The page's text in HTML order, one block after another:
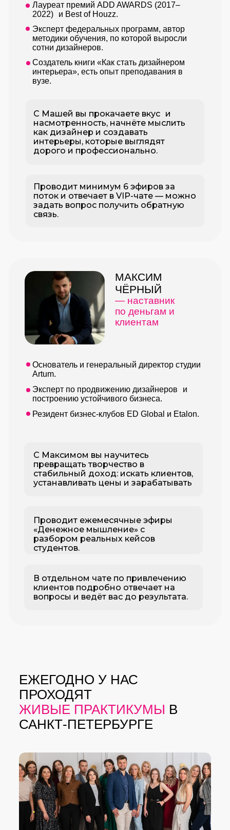
Лауреат премий ADD AWARDS (2017–
2022) и Best of Houzz.
Эксперт федеральных программ, автор
методики обучения, по которой выросли
сотни дизайнеров.
Создатель книги «Как стать дизайнером
интерьера», есть опыт преподавания в
вузе.
С Машей вы прокачаете вкус и
насмотренность, начнёте мыслить
как дизайнер и создавать
интерьеры, которые выглядят
дорого и профессионально.
Проводит минимум 6 эфиров за
поток и отвечает в VIP-чате — можно
задать вопрос получить обратную
связь.
МАКСИМ
ЧЁРНЫЙ
— наставник
по деньгам и
клиентам
Основатель и генеральный директор студии
Artum.
Эксперт по продвижению дизайнеров и
построению устойчивого бизнеса.
Резидент бизнес-клубов ED Global и Etalon.
С Максимом вы научитесь
превращать творчество в
стабильный доход: искать клиентов,
устанавливать цены и зарабатывать
Проводит ежемесячные эфиры
«Денежное мышление» с
разбором реальных кейсов
студентов.
В отдельном чате по привлечению
клиентов подробно отвечает на
вопросы и ведёт вас до результата.
ЕЖЕГОДНО У НАС
ПРОХОДЯТ
ЖИВЫЕ ПРАКТИКУМЫ В
САНКТ-ПЕТЕРБУРГЕ